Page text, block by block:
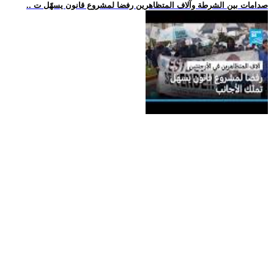
.. صدامات بين الشرطة وآلاف المتظاهرين رفضا لمشروع قانون يسهّل ت